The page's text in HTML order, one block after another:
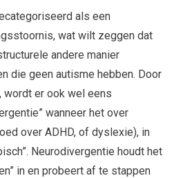
als een
wat wilt zeggen dat
andere manier
die geen autisme hebben. Door
er ook wel eens
wanneer het over
over ADHD, of dyslexie), in
Neurodivergentie houdt het
in en probeert af te stappen